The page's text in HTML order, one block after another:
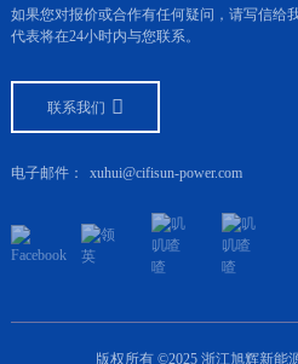
如果您对报价或合作有任何疑问，请写信给
代表将在24小时内与您联系。
联系我们
电子邮件： xuhui@cifisun-power.com
版权所有 ©2025 浙江旭辉新能